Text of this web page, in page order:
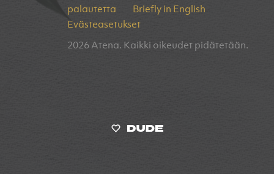
palautetta
Briefly in English
Evästeasetukset
2026 Atena. Kaikki oikeudet pidätetään.